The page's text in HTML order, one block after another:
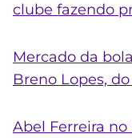
clube fazendo
Mercado da
Breno Lopes,
Abel Ferreira